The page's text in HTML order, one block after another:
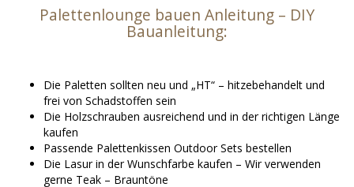
Palettenlounge bauen Anleitung – DIY
Bauanleitung:
Die Paletten sollten neu und „HT“ – hitzebehandelt und
frei von Schadstoffen sein
Die Holzschrauben ausreichend und in der richtigen Länge
kaufen
Passende Palettenkissen Outdoor Sets bestellen
Die Lasur in der Wunschfarbe kaufen – Wir verwenden
gerne Teak – Brauntöne